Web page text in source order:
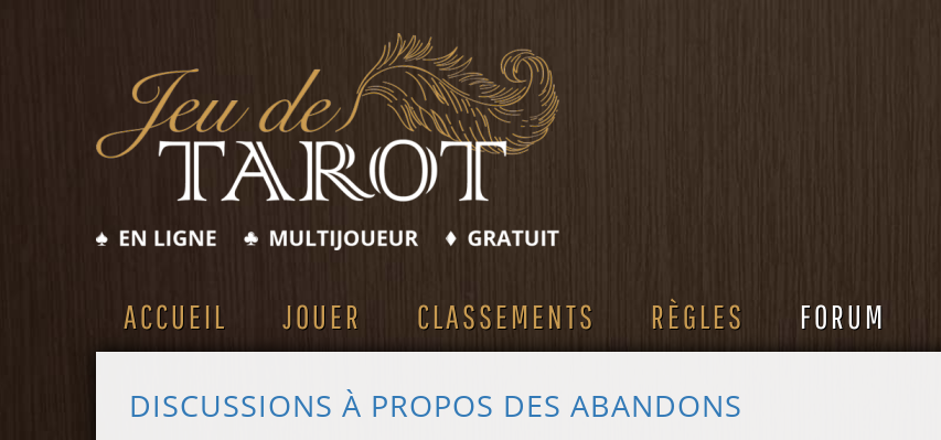
ACCUEIL JOUER CLASSEMENTS RÈGLES FORUM
DISCUSSIONS À PROPOS DES ABANDONS